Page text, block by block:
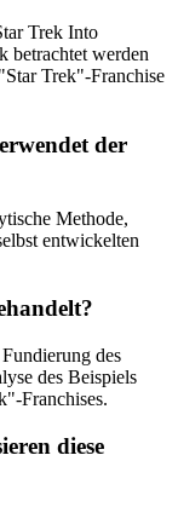
Trek Into
betrachtet werden
Trek"-Franchise
der
Methode,
entwickelten
des
des Beispiels
Franchises.
diese